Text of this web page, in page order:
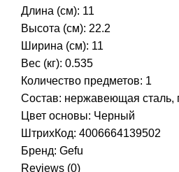
Длина (см): 11
Высота (см): 22.2
Ширина (см): 11
Вес (кг): 0.535
Количество предметов: 1
Состав: нержавеющая сталь,
Цвет основы: Черный
ШтрихКод: 4006664139502
Бренд: Gefu
Reviews (0)